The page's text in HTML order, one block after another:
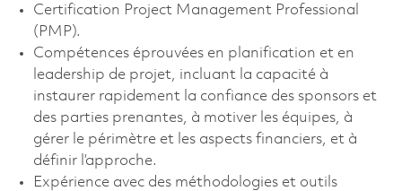
Certification Project Management Professional
(PMP).
Compétences éprouvées en planification et en
leadership de projet, incluant la capacité à
instaurer rapidement la confiance des sponsors et
des parties prenantes, à motiver les équipes, à
gérer le périmètre et les aspects financiers, et à
définir l’approche.
Expérience avec des méthodologies et outils